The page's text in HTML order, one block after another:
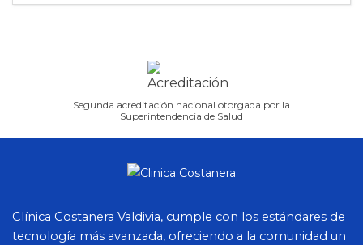
Segunda acreditación nacional otorgada por la
Superintendencia de Salud
Clínica Costanera Valdivia, cumple con los estándares de
tecnología más avanzada, ofreciendo a la comunidad un